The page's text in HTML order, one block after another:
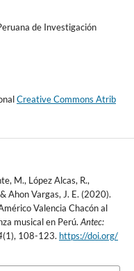
de Investigación
Creative Commons Atrib
M., López Alcas, R.,
Ahon Vargas, J. E. (2020).
Valencia Chacón al
musical en Perú.Antec:
(1), 108-123. https://doi.org/